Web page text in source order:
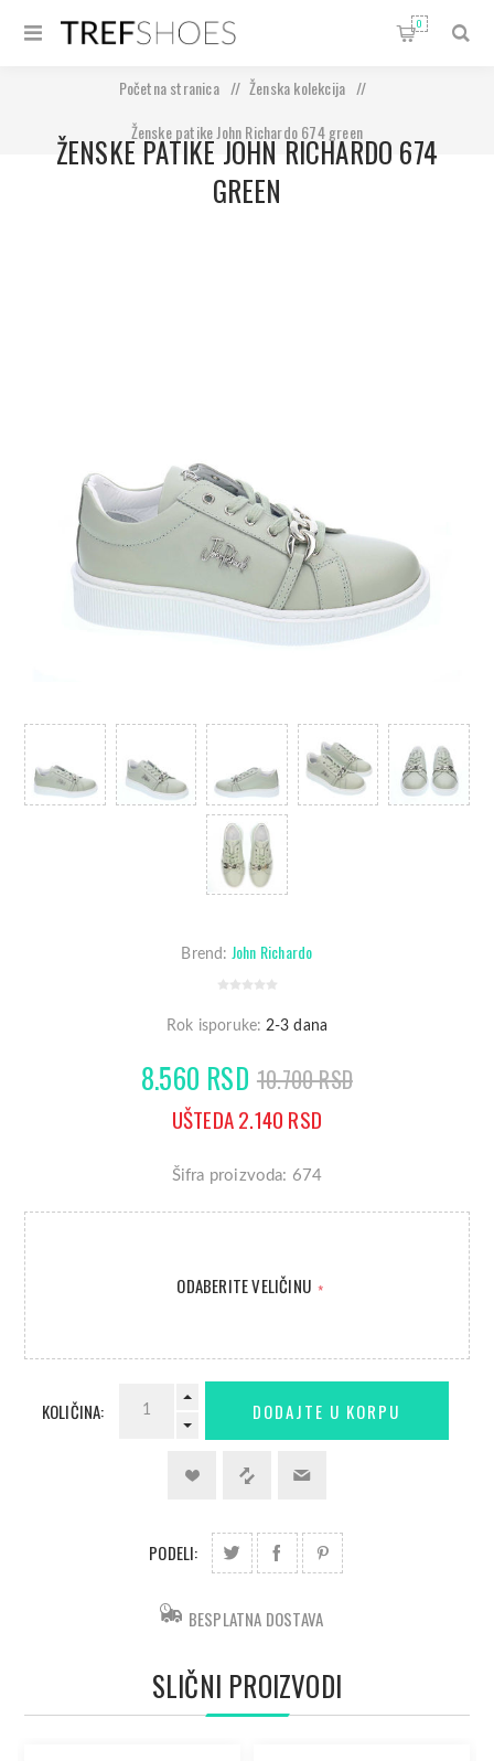
0
Početna stranica / Ženska kolekcija
/
Ženske patike John Richardo 674 green
ŽENSKE PATIKE JOHN RICHARDO 674
GREEN
Brend: John Richardo
Rok isporuke: 2-3 dana
8.560 RSD 10.700 RSD
UŠTEDA 2.140 RSD
Šifra proizvoda: 674
ODABERITE VELIČINU *
KOLIČINA:
PODELI:
BESPLATNA DOSTAVA
SLIČNI PROIZVODI